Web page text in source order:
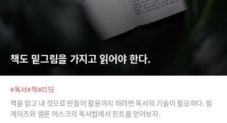
책도 밑그림을 가지고 읽어야 한다.
#독서#책#리딩
책을 읽고 내 것으로 만들어 활용까지 하려면 독서의 기술이 필요하다. 빌
게이츠와 엘론 머스크의 독서법에서 힌트를 얻어보자.